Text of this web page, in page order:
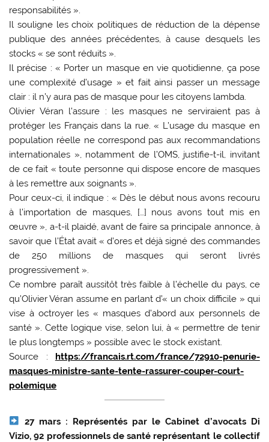
responsabilités ».
Il souligne les choix politiques de réduction de la dépense
publique des années précédentes, à cause desquels les
stocks « se sont réduits ».
Il précise : « Porter un masque en vie quotidienne, ça pose
une complexité d’usage » et fait ainsi passer un message
clair : il n’y aura pas de masque pour les citoyens lambda.
Olivier Véran l’assure : les masques ne serviraient pas à
protéger les Français dans la rue. « L’usage du masque en
population réelle ne correspond pas aux recommandations
internationales », notamment de l’OMS, justifie-t-il, invitant
de ce fait « toute personne qui dispose encore de masques
à les remettre aux soignants ».
Pour ceux-ci, il indique : « Dès le début nous avons recouru
à l’importation de masques, […] nous avons tout mis en
œuvre », a-t-il plaidé, avant de faire sa principale annonce, à
savoir que l’État avait « d’ores et déjà signé des commandes
de 250 millions de masques qui seront livrés
progressivement ».
Ce nombre paraît aussitôt très faible à l’échelle du pays, ce
qu’Olivier Véran assume en parlant d’« un choix difficile » qui
vise à octroyer les « masques d’abord aux personnels de
santé ». Cette logique vise, selon lui, à « permettre de tenir
le plus longtemps » possible avec le stock existant.
Source : https://francais.rt.com/france/72910-penurie-
masques-ministre-sante-tente-rassurer-couper-court-
polemique
27 mars : Représentés par le Cabinet d’avocats Di
Vizio, 92 professionnels de santé représentant le collectif